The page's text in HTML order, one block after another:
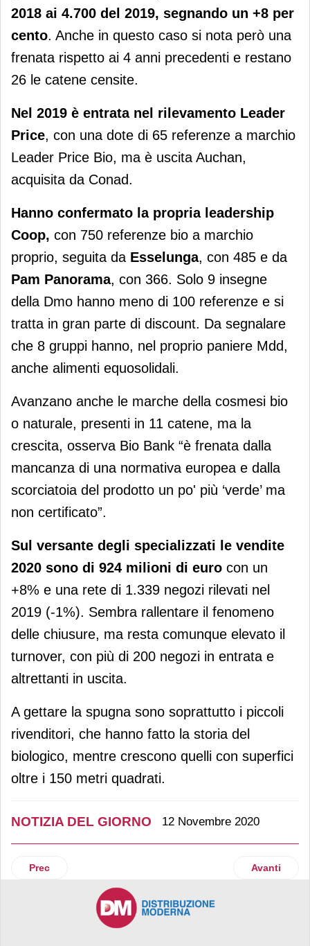
2018 ai 4.700 del 2019, segnando un +8 per
cento. Anche in questo caso si nota però una
frenata rispetto ai 4 anni precedenti e restano
26 le catene censite.
Nel 2019 è entrata nel rilevamento Leader
Price, con una dote di 65 referenze a marchio
Leader Price Bio, ma è uscita Auchan,
acquisita da Conad.
Hanno confermato la propria leadership
Coop, con 750 referenze bio a marchio
proprio, seguita da Esselunga, con 485 e da
Pam Panorama, con 366. Solo 9 insegne
della Dmo hanno meno di 100 referenze e si
tratta in gran parte di discount. Da segnalare
che 8 gruppi hanno, nel proprio paniere Mdd,
anche alimenti equosolidali.
Avanzano anche le marche della cosmesi bio
o naturale, presenti in 11 catene, ma la
crescita, osserva Bio Bank “è frenata dalla
mancanza di una normativa europea e dalla
scorciatoia del prodotto un po' più ‘verde’ ma
non certificato”.
Sul versante degli specializzati le vendite
2020 sono di 924 milioni di euro con un
+8% e una rete di 1.339 negozi rilevati nel
2019 (-1%). Sembra rallentare il fenomeno
delle chiusure, ma resta comunque elevato il
turnover, con più di 200 negozi in entrata e
altrettanti in uscita.
A gettare la spugna sono soprattutto i piccoli
rivenditori, che hanno fatto la storia del
biologico, mentre crescono quelli con superfici
oltre i 150 metri quadrati.
NOTIZIA DEL GIORNO 12 Novembre 2020
Articolo precedente: EDM Awards 2020, tutti i vincitori
Prec Articolo
Avanti